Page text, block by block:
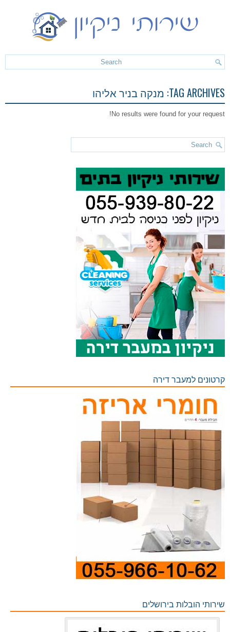
TAG ARCHIVES: מנקה בניר אליהו
No results were found for your request!
קרטונים למעבר דירה
שירותי הובלות בירושלים